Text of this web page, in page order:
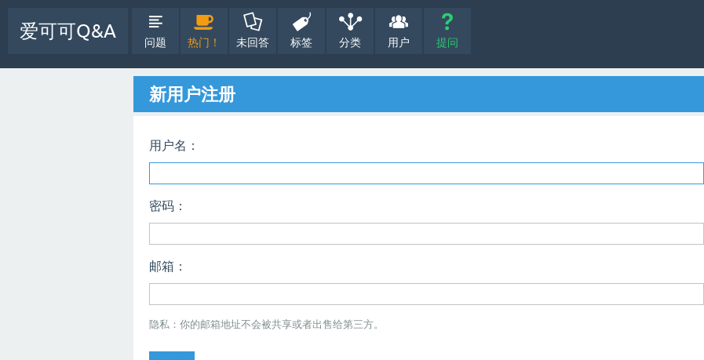
爱可可Q&A
问题 热门！ 未回答 标签 分类 用户 提问
新用户注册
用户名：
密码：
邮箱：
隐私：你的邮箱地址不会被共享或者出售给第三方。